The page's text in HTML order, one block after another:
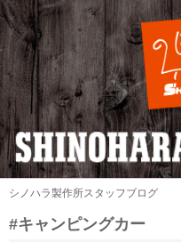
シノハラ製作所スタッフブログ
#キャンピングカー